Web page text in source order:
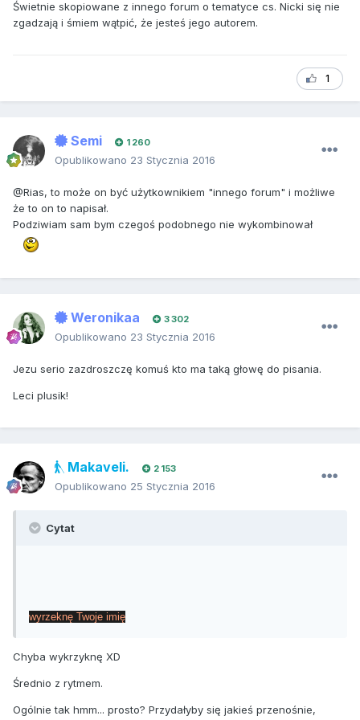
Świetnie skopiowane z innego forum o tematyce cs. Nicki się nie
zgadzają i śmiem wątpić, że jesteś jego autorem.
1
Semi 1 260
Opublikowano 23 Stycznia 2016
@Rias, to może on być użytkownikiem "innego forum" i możliwe
że to on to napisał.
Podziwiam sam bym czegoś podobnego nie wykombinował
Weronikaa 3 302
Opublikowano 23 Stycznia 2016
Jezu serio zazdroszczę komuś kto ma taką głowę do pisania.
Leci plusik!
Makaveli. 2 153
Opublikowano 25 Stycznia 2016
Cytat
wyrzeknę Twoje imię
Chyba wykrzyknę XD
Średnio z rytmem.
Ogólnie tak hmm... prosto? Przydałyby się jakieś przenośnie,